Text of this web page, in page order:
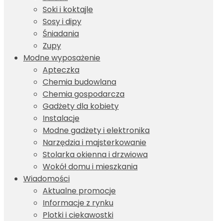
Soki i koktajle
Sosy i dipy
Śniadania
Zupy
Modne wyposażenie
Apteczka
Chemia budowlana
Chemia gospodarcza
Gadżety dla kobiety
Instalacje
Modne gadżety i elektronika
Narzędzia i majsterkowanie
Stolarka okienna i drzwiowa
Wokół domu i mieszkania
Wiadomości
Aktualne promocje
Informacje z rynku
Plotki i ciekawostki